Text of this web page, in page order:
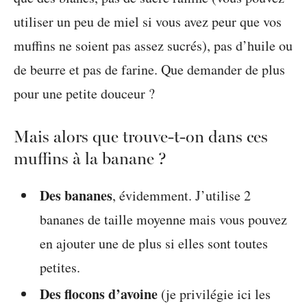
utiliser un peu de miel si vous avez peur que vos
muffins ne soient pas assez sucrés), pas d’huile ou
de beurre et pas de farine. Que demander de plus
pour une petite douceur ?
Mais alors que trouve-t-on dans ces
muffins à la banane ?
Des bananes, évidemment. J’utilise 2
bananes de taille moyenne mais vous pouvez
en ajouter une de plus si elles sont toutes
petites.
Des flocons d’avoine (je privilégie ici les